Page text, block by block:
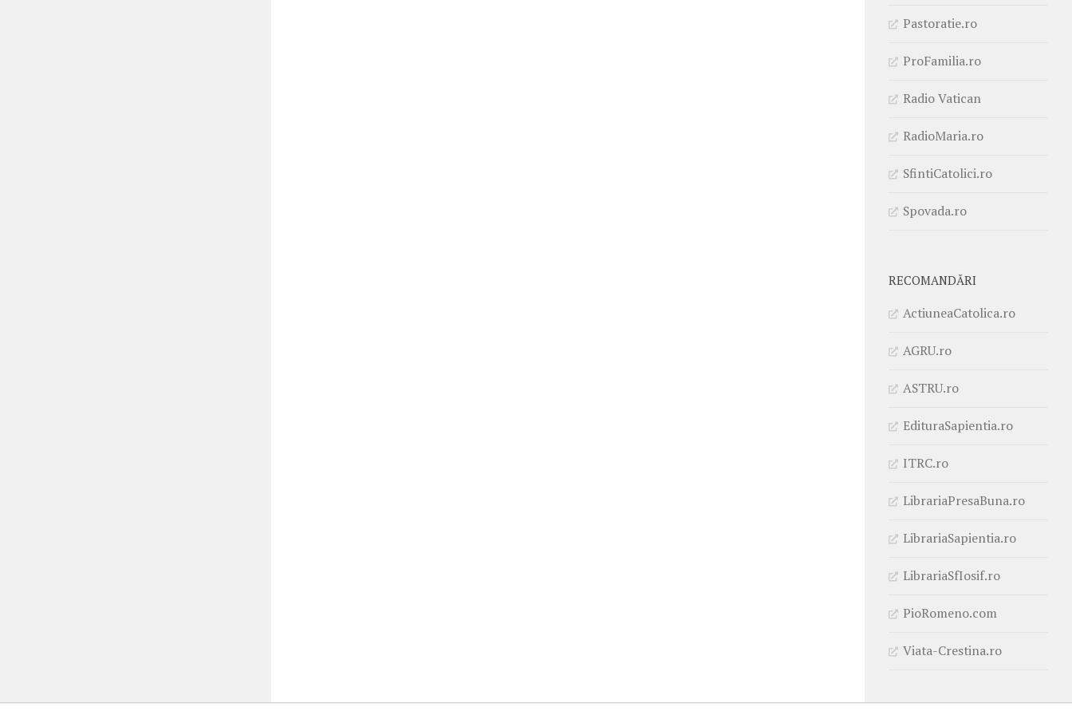
Pastoratie.ro
ProFamilia.ro
Radio Vatican
RadioMaria.ro
SfintiCatolici.ro
Spovada.ro
RECOMANDĂRI
ActiuneaCatolica.ro
AGRU.ro
ASTRU.ro
EdituraSapientia.ro
ITRC.ro
LibrariaPresaBuna.ro
LibrariaSapientia.ro
LibrariaSfIosif.ro
PioRomeno.com
Viata-Crestina.ro